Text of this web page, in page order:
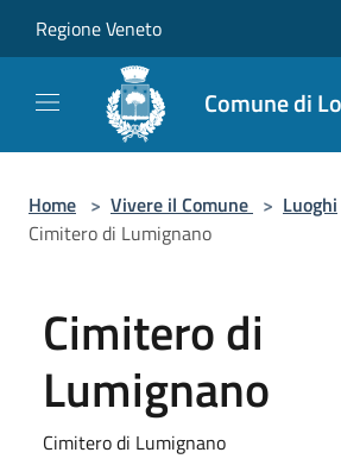
Regione Veneto
Comune di
Home > Vivere il Comune > Luoghi
Cimitero di Lumignano
Cimitero di
Lumignano
Cimitero di Lumignano